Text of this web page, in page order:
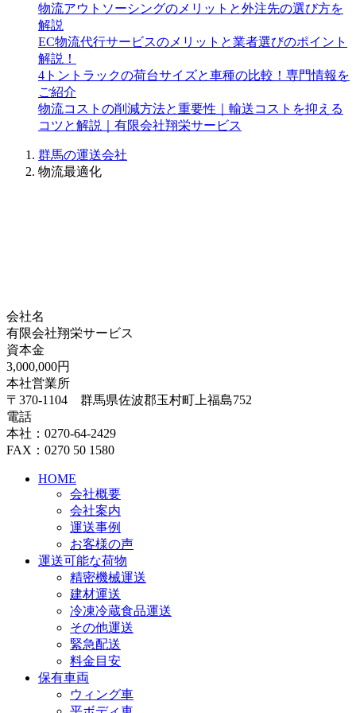
物流アウトソーシングのメリットと外注先の選び方を
解説
EC物流代行サービスのメリットと業者選びのポイント
解説！
4トントラックの荷台サイズと車種の比較！専門情報を
ご紹介
物流コストの削減方法と重要性｜輸送コストを抑える
コツと解説｜有限会社翔栄サービス
群馬の運送会社
物流最適化
会社名
有限会社翔栄サービス
資本金
3,000,000円
本社営業所
〒370-1104 群馬県佐波郡玉村町上福島752
電話
本社：0270-64-2429
FAX：0270 50 1580
HOME
会社概要
会社案内
運送事例
お客様の声
運送可能な荷物
精密機械運送
建材運送
冷凍冷蔵食品運送
その他運送
緊急配送
料金目安
保有車両
ウィング車